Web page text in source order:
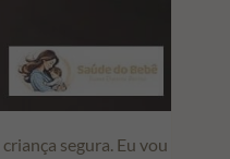
segura. Eu vou